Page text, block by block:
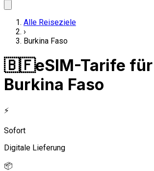
Alle Reiseziele
›
Burkina Faso
🇧🇫eSIM-Tarife für
Burkina Faso
⚡
Sofort
Digitale Lieferung
📦